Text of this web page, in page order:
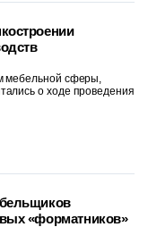
мебельной сферы,
о ходе проведения
«форматников»